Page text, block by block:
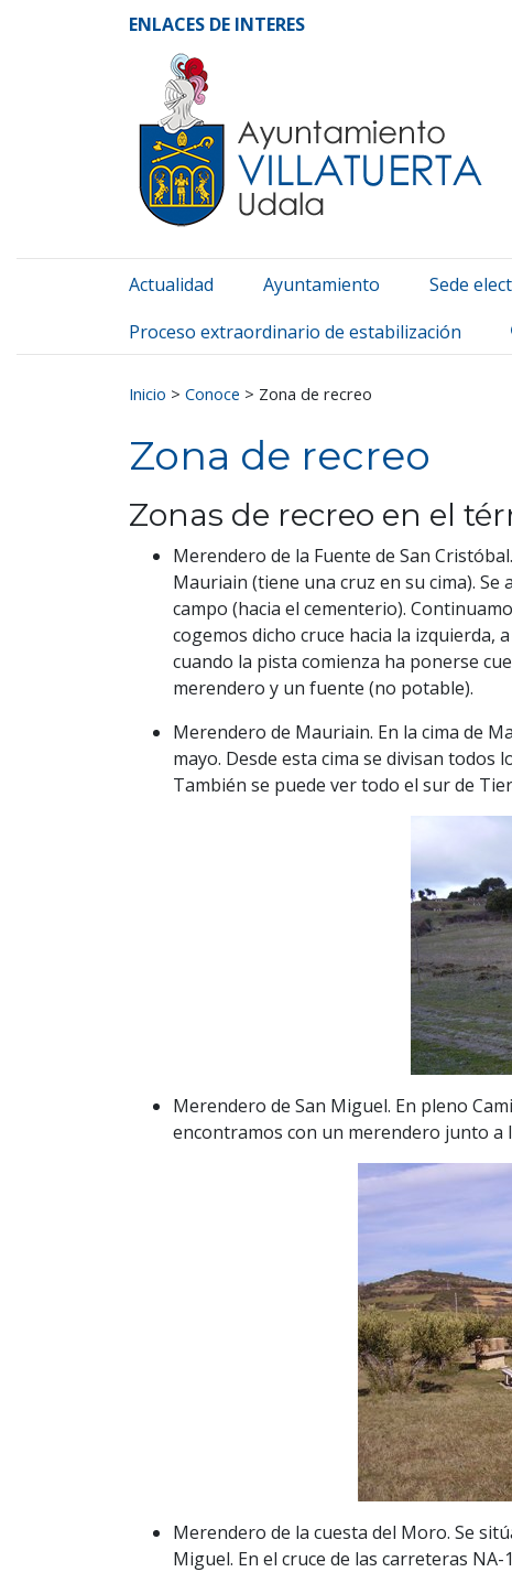
Ayuntamiento de
ENLACES DE INTERES
Actualidad Ayuntamiento Sede
Proceso extraordinario de estabilización
Inicio > Conoce > Zona de recreo
Zona de recreo
Zonas de recreo en el
Merendero de la Fuente de San
Mauriain (tiene una cruz en su cima).
campo (hacia el cementerio).
cogemos dicho cruce hacia la izquierda,
cuando la pista comienza ha ponerse
merendero y un fuente (no potable).
Merendero de Mauriain. En la cima de
mayo. Desde esta cima se divisan todos
También se puede ver todo el sur de
Merendero de San Miguel. En pleno
encontramos con un merendero junto a
Merendero de la cuesta del Moro. Se
Miguel. En el cruce de las carreteras